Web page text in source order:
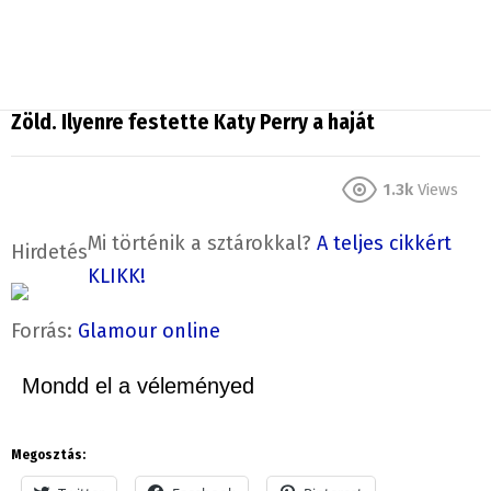
Zöld. Ilyenre festette Katy Perry a haját
1.3k Views
HirdetésMi történik a sztárokkal? A teljes cikkért
KLIKK!
Forrás: Glamour online
Mondd el a véleményed
Megosztás: